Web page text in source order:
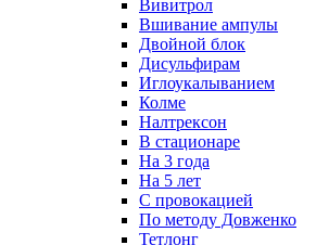
Вивитрол
Вшивание ампулы
Двойной блок
Дисульфирам
Иглоукалыванием
Колме
Налтрексон
В стационаре
На 3 года
На 5 лет
С провокацией
По методу Довженко
Тетлонг